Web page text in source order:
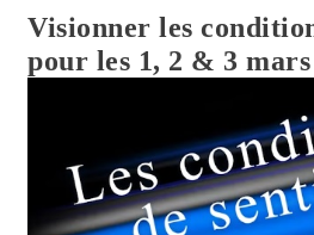
Visionner les
pour les 1, 2 & 3 mars